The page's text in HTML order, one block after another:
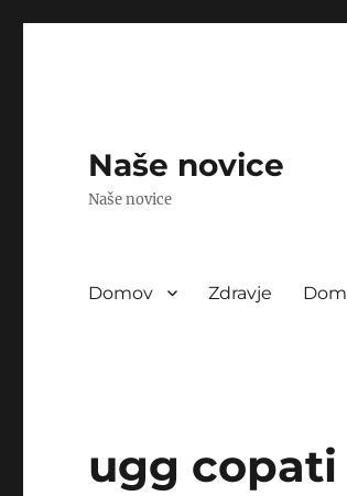
Naše novice
Naše novice
Domov Zdravje Dom
ugg copati